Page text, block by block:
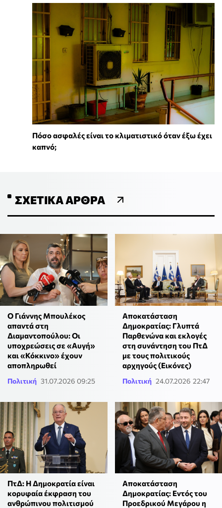
Πόσο ασφαλές είναι το κλιματιστικό όταν έξω έχει
καπνό;
ΣΧΕΤΙΚΆ ΆΡΘΡΑ
Ο Γιάννης Μπουλέκος
απαντά στη
Διαμαντοπούλου: Οι
υποχρεώσεις σε «Αυγή»
και «Κόκκινο» έχουν
αποπληρωθεί
Πολιτική 31.07.2026 09:25
Αποκατάσταση
Δημοκρατίας: Γλυπτά
Παρθενώνα και εκλογές
στη συνάντηση του ΠτΔ
με τους πολιτικούς
αρχηγούς (Εικόνες)
Πολιτική 24.07.2026 22:47
ΠτΔ: Η Δημοκρατία είναι
κορυφαία έκφραση του
ανθρώπινου πολιτισμού
Αποκατάσταση
Δημοκρατίας: Εντός του
Προεδρικού Μεγάρου η